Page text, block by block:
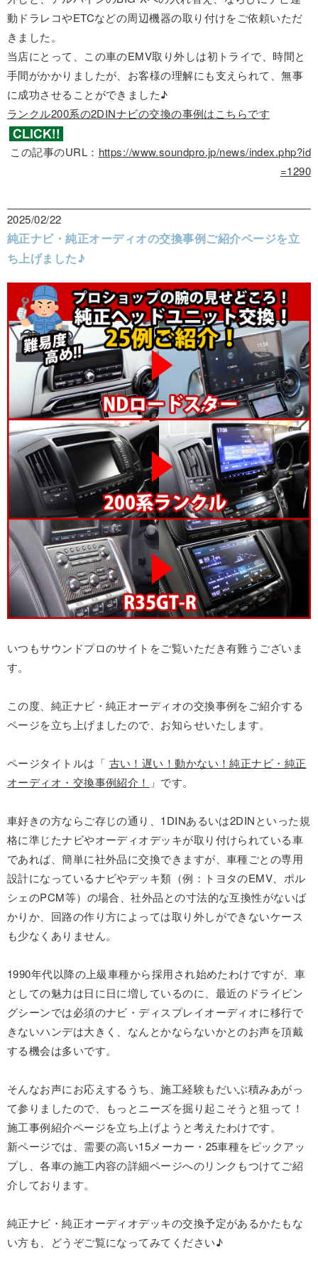
動ドラレコやETCなどの周辺機器の取り付けをご依頼いただ
きました。
当店にとって、この車のEMV取り外しは初トライで、時間と
手間がかかりましたが、お客様の理解にも支えられて、無事
に成功させることができました♪
ランクル200系の2DINナビの交換の事例はこちらです
この記事のURL： https://www.soundpro.jp/news/index.php?id
=1290
2025/02/22
純正ナビ・純正オーディオの交換事例ご紹介ページを立
ち上げました♪
いつもサウンドプロのサイトをご覧いただき有難うございま
す。
この度、純正ナビ・純正オーディオの交換事例をご紹介する
ページを立ち上げましたので、お知らせいたします。
ページタイトルは「 古い！遅い！動かない！純正ナビ・純正
オーディオ・交換事例紹介！ 」です。
車好きの方ならご存じの通り、1DINあるいは2DINといった規
格に準じたナビやオーディオデッキが取り付けられている車
であれば、簡単に社外品に交換できますが、車種ごとの専用
設計になっているナビやデッキ類（例：トヨタのEMV、ポル
シェのPCM等）の場合、社外品との寸法的な互換性がないば
かりか、回路の作り方によっては取り外しができないケース
も少なくありません。
1990年代以降の上級車種から採用され始めたわけですが、車
としての魅力は日に日に増しているのに、最近のドライビン
グシーンでは必須のナビ・ディスプレイオーディオに移行で
きないハンデは大きく、なんとかならないかとのお声を頂戴
する機会は多いです。
そんなお声にお応えするうち、施工経験もだいぶ積みあがっ
て参りましたので、もっとニーズを掘り起こそうと狙って！
施工事例紹介ページを立ち上げようと考えたわけです。
新ページでは、需要の高い15メーカー・25車種をピックアッ
プし、各車の施工内容の詳細ページへのリンクもつけてご紹
介しております。
純正ナビ・純正オーディオデッキの交換予定があるかたもな
い方も、どうぞご覧になってみてください♪